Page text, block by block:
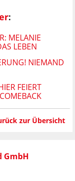
:
MELANIE
LEBEN
NIEMAND
FEIERT M
zur Übersicht
GmbH